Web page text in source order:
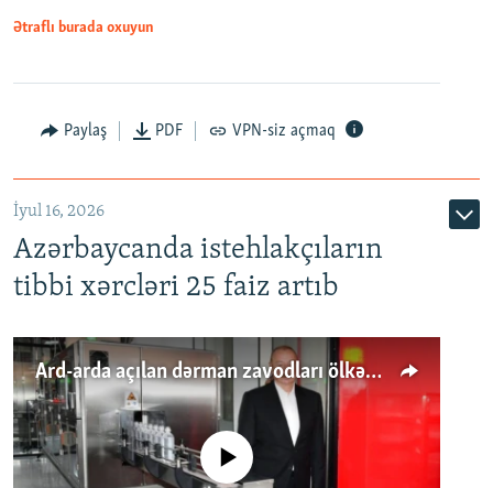
Ətraflı burada oxuyun
Paylaş PDF VPN-siz açmaq
İyul 16, 2026
Azərbaycanda istehlakçıların
tibbi xərcləri 25 faiz artıb
Ard-arda açılan dərman zavodları ölkənin tələbatını ödəyirmi?
No media source currently available